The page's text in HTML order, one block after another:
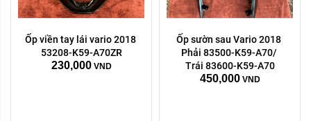
Ốp viền tay lái vario 2018
53208-K59-A70ZR
230,000 VND
Ốp sườn sau Vario 2018
Phải 83500-K59-A70/
Trái 83600-K59-A70
450,000 VND